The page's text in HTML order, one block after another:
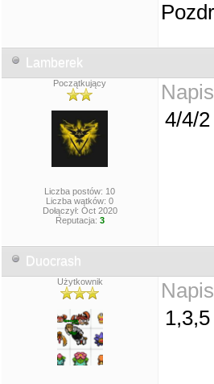
Lamberek
Początkujący
Liczba postów: 10
Liczba wątków: 0
Dołączył: Oct 2020
Reputacja: 3
4/4/
Duocrash
Użytkownik